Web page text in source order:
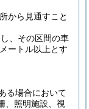
から見通すこと
、その区間の車
ートル以上とす
る場合において
、照明施設、視